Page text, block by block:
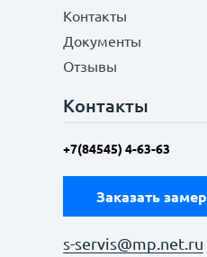
Контакты
Документы
Отзывы
Контакты
+7(84545) 4-63-63
Заказать замер
s-servis@mp.net.ru